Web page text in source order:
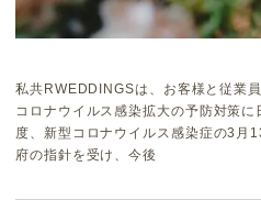
私共RWEDDINGSは、お客様と従業
コロナウイルス感染拡大の予防対策
度、新型コロナウイルス感染症の3月
府の指針を受け、今後